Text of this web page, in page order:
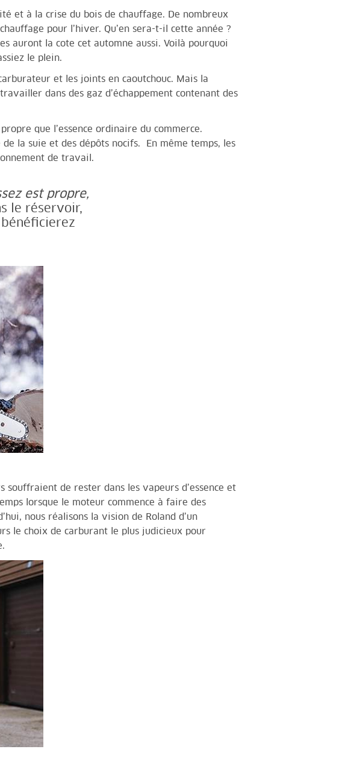
et à la crise du bois de chauffage. De nombreux
pour l’hiver. Qu’en sera-t-il cette année ?
auront la cote cet automne aussi. Voilà pourquoi
le plein.
et les joints en caoutchouc. Mais la
dans des gaz d’échappement contenant des
que l’essence ordinaire du commerce.
la suie et des dépôts nocifs. En même temps, les
de travail.
est propre,
le réservoir,
de rester dans les vapeurs d’essence et
lorsque le moteur commence à faire des
nous réalisons la vision de Roland d’un
le choix de carburant le plus judicieux pour